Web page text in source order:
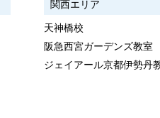
関西エリア
天神橋校
阪急西宮ガーデンズ教室
ジェイアール京都伊勢丹